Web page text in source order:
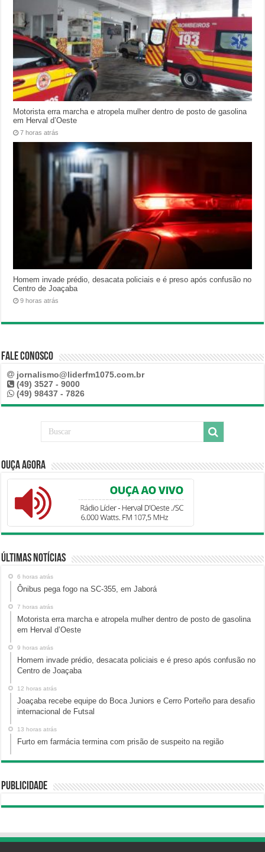
Motorista erra marcha e atropela mulher dentro de posto de gasolina
em Herval d’Oeste
7 horas atrás
Homem invade prédio, desacata policiais e é preso após confusão no
Centro de Joaçaba
9 horas atrás
Fale Conosco
jornalismo@liderfm1075.com.br
(49) 3527 - 9000
(49) 98437 - 7826
Ouça Agora
Últimas Notícias
6 horas atrás
Ônibus pega fogo na SC-355, em Jaborá
7 horas atrás
Motorista erra marcha e atropela mulher dentro de posto de gasolina
em Herval d’Oeste
9 horas atrás
Homem invade prédio, desacata policiais e é preso após confusão no
Centro de Joaçaba
12 horas atrás
Joaçaba recebe equipe do Boca Juniors e Cerro Porteño para desafio
internacional de Futsal
13 horas atrás
Furto em farmácia termina com prisão de suspeito na região
Publicidade